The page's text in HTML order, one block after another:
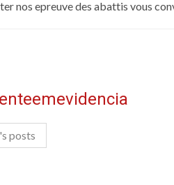
nos epreuve des abattis vous
posts